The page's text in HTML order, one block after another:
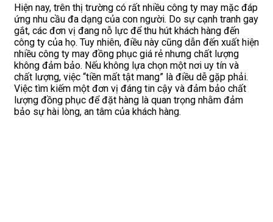
Hiện nay, trên thị trường có rất nhiều công ty may mặc đáp
ứng nhu cầu đa dạng của con người. Do sự cạnh tranh gay
gắt, các đơn vị đang nỗ lực để thu hút khách hàng đến
công ty của họ. Tuy nhiên, điều này cũng dẫn đến xuất hiện
nhiều công ty may đồng phục giá rẻ nhưng chất lượng
không đảm bảo. Nếu không lựa chọn một nơi uy tín và
chất lượng, việc “tiền mất tật mang” là điều dễ gặp phải.
Việc tìm kiếm một đơn vị đáng tin cậy và đảm bảo chất
lượng đồng phục để đặt hàng là quan trọng nhằm đảm
bảo sự hài lòng, an tâm của khách hàng.